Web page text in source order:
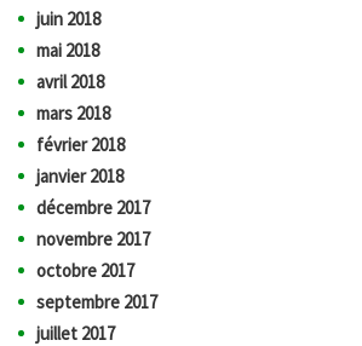
juin 2018
mai 2018
avril 2018
mars 2018
février 2018
janvier 2018
décembre 2017
novembre 2017
octobre 2017
septembre 2017
juillet 2017